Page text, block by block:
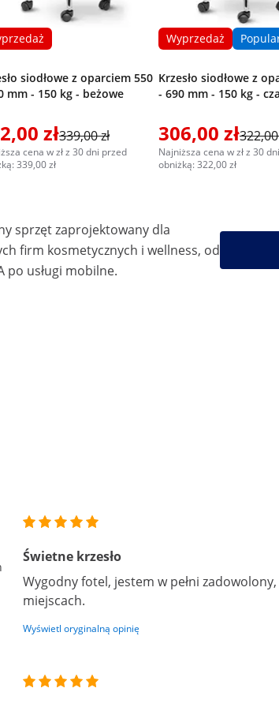
siodłowe z oparciem 550
mm - 150 kg - beżowe
zł339,00 zł
cena w zł z 30 dni przed
339,00 zł
Wyprzedaż
Krzesło siodłowe z
- 690 mm - 150 kg -
306,00 zł322,00
Najniższa cena w zł z 30
obniżką: 322,00 zł
sprzęt zaprojektowany dla
firm kosmetycznych i wellness, od
po usługi mobilne.
Świetne krzesło
Wygodny fotel, jestem w pełni
miejscach.
Wyświetl oryginalną opinię